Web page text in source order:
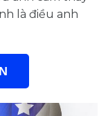
là điều anh